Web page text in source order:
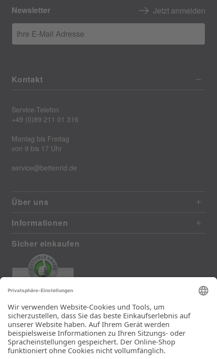
Newsletter Jetzt anmelden
Ihre E-Mail Adresse
Kontakt
Service-Telefon
+49 (0)89 211 01 316
Montag bis Freitag
von 9 bis 17 Uhr
service@bettenrid.de
Über uns
Informationen
Sicher einkaufen
385 reviews from real customers
(last 12 months)
Total: 11283
Die Auswahl und die
Einfachheit der
Bestellung.